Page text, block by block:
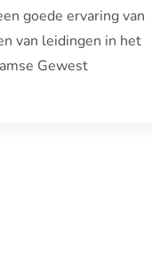
goede ervaring van
van leidingen in het
Gewest